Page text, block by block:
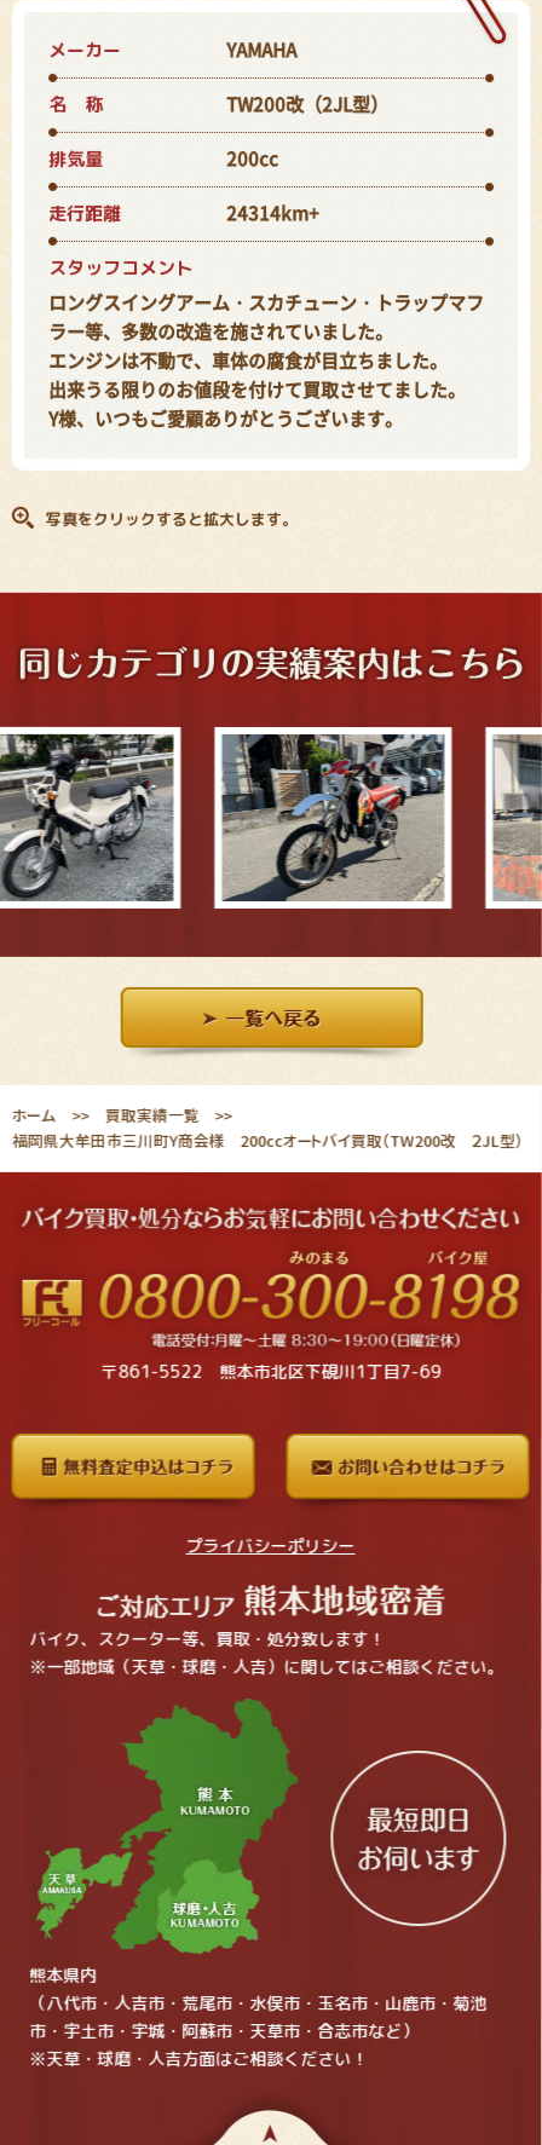
メーカー YAMAHA
名 称 TW200改（2JL型）
排気量 200cc
走行距離 24314km+
スタッフコメント
ロングスイングアーム・スカチューン・トラップマフ
ラー等、多数の改造を施されていました。
エンジンは不動で、車体の腐食が目立ちました。
出来うる限りのお値段を付けて買取させてました。
Y様、いつもご愛顧ありがとうございます。
写真をクリックすると拡大します。
ホーム 買取実績一覧
福岡県大牟田市三川町Y商会様 200ccオートバイ買取（TW200改 ２JL型）
〒861-5522 熊本市北区下硯川1丁目7-69
プライバシーポリシー
バイク、スクーター等、買取・処分致します！
※一部地域（天草・球磨・人吉）に関してはご相談ください。
熊本県内
（八代市・人吉市・荒尾市・水俣市・玉名市・山鹿市・菊池
市・宇土市・宇城・阿蘇市・天草市・合志市など）
※天草・球磨・人吉方面はご相談ください！